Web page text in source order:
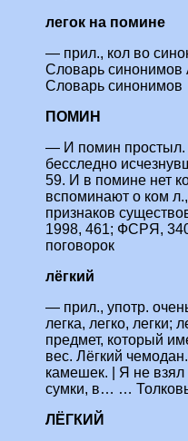
легок на помине
— прил., кол во
Словарь
Словарь синонимов
ПОМИН
— И помин простыл.
бесследно
59. И в помине нет
вспоминают о ком
признаков
1998, 461; ФСРЯ,
поговорок
лёгкий
— прил., употр.
легка, легко, легки;
предмет, который
вес. Лёгкий
камешек. | Я не взял
сумки, в… …
ЛЁГКИЙ